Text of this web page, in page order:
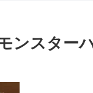
ンスター